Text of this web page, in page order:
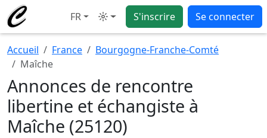
FR Mode S'inscrire Se connecter
Accueil France
Bourgogne-Franche-Comté
Maîche
Annonces de rencontre
libertine et échangiste à
Maîche (25120)